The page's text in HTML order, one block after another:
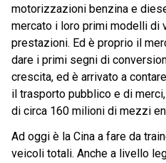
motorizzazioni benzina e
mercato i loro primi modelli di
prestazioni. Ed è proprio il
dare i primi segni di
crescita, ed è arrivato a
il trasporto pubblico e di
di circa 160 milioni di mezzi
Ad oggi è la Cina a fare da
veicoli totali. Anche a livello